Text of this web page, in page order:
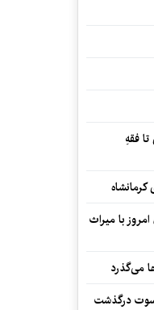
فقهِ
با میراث
می‌گذرد
درگذشت